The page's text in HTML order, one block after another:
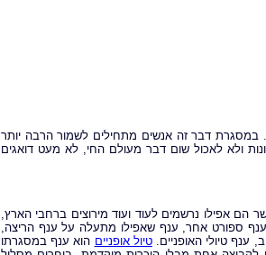
דבר זה אנשים מתחילים לשמור הרבה יותר
ולא לאכול שום דבר מעולם החי, לא מעט דואגים
אפילו נרשמים לעוד ועוד מירוצים ברחבי הארץ,
ספורט אחר, ענף שאפילו מתעלה על ענף הריצה,
ענף טיולי האופניים.טיול אופניים הוא ענף במסגרתו